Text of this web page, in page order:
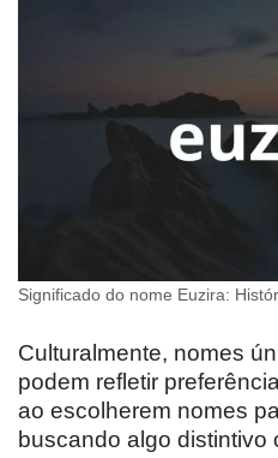
Significado do nome Euzira:
Culturalmente, nomes
podem refletir
ao escolherem nomes
buscando algo distintivo